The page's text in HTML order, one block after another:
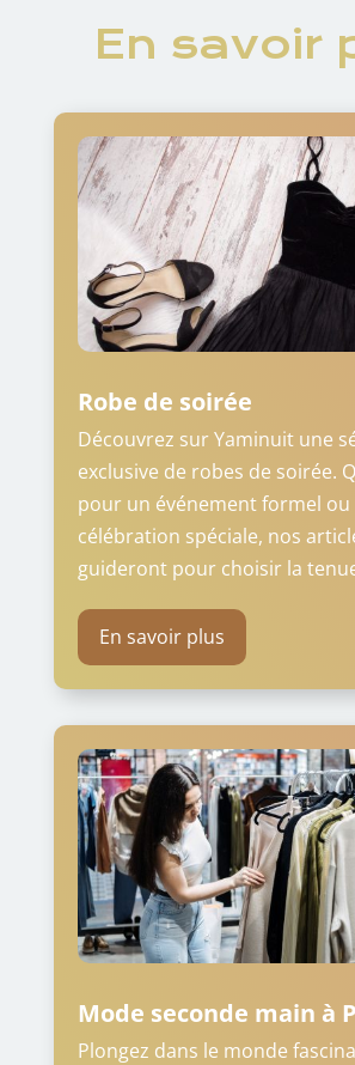
En savoir
Robe de soirée
Découvrez sur Yaminuit une
exclusive de robes de soirée.
pour un événement formel ou
célébration spéciale, nos
guideront pour choisir la
En savoir plus
Mode seconde main à
Plongez dans le monde